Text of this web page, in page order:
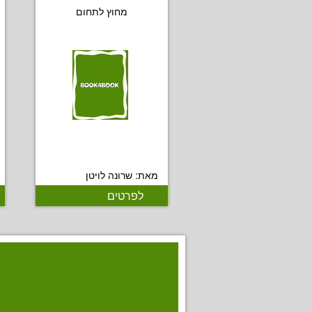
מחוץ לתחום
מאת: שרונה לויטן
לפרטים